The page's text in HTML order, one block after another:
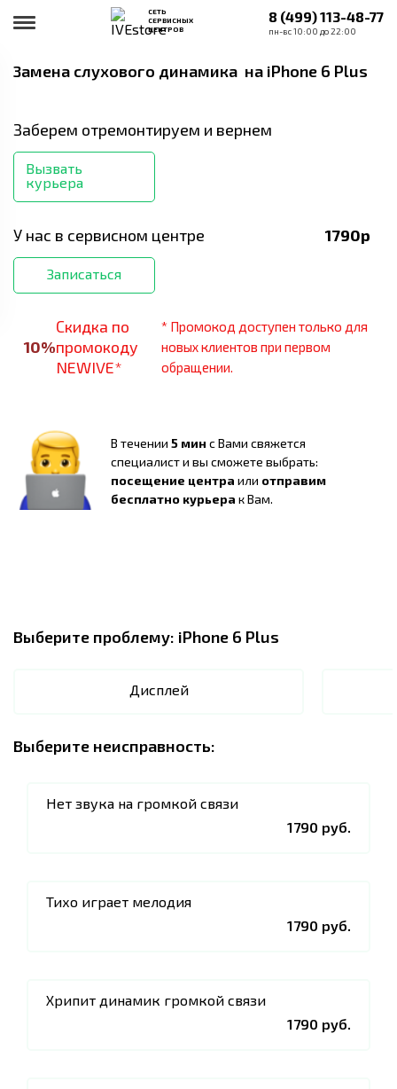
СЕТЬ
СЕРВИСНЫХ
ЦЕНТРОВ
8 (499) 113-48-77
пн-вс 10:00 до 22:00
Замена слухового динамика на iPhone 6 Plus
Заберем отремонтируем и вернем
Вызвать
курьера
У нас в сервисном центре 1790р
Записаться
10%
Скидка по
промокоду
NEWIVE*
* Промокод доступен только для
новых клиентов при первом
обращении.
В течении 5 мин с Вами свяжется
специалист и вы сможете выбрать:
посещение центра или отправим
бесплатно курьера к Вам.
Выберите проблему: iPhone 6 Plus
Дисплей
Выберите неисправность:
Нет звука на громкой связи
1790 руб.
Тихо играет мелодия
1790 руб.
Хрипит динамик громкой связи
1790 руб.